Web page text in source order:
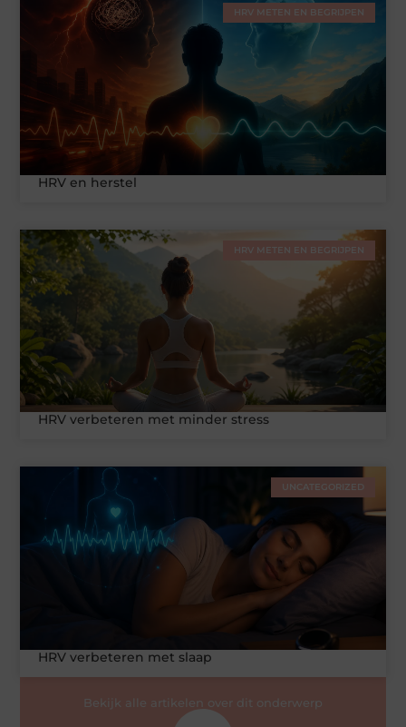
HRV METEN EN BEGRIJPEN
HRV en herstel
HRV METEN EN BEGRIJPEN
HRV verbeteren met minder stress
UNCATEGORIZED
HRV verbeteren met slaap
Bekijk alle artikelen over dit onderwerp